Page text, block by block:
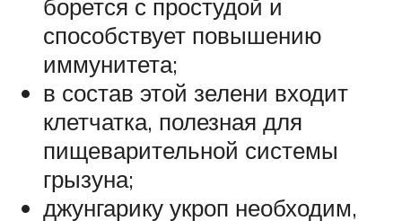
борется с простудой и
способствует повышению
иммунитета;
в состав этой зелени входит
клетчатка, полезная для
пищеварительной системы
грызуна;
джунгарику укроп необходим,